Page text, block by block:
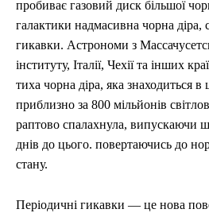
you get access to
stay ahead of the curve.
УКРАЇНА СВІТ
ЕКОНОМІКА СПОРТ
you get access to
stay ahead of the curve.
УКРАЇНА СВІТ
ЕКОНОМІКА СПОРТ
toexclusive articlesthat let you
УКРАЇНА СВІТ
СПОРТ
ТЕХНОЛОГІЇ
toexclusive articlesthat let you
УКРАЇНА СВІТ
СПОРТ
ТЕХНОЛОГІЇ
пробиває газовий диск більшої
галактики надмасивна чорна діра,
гикавки. Астрономи з
інституту, Італії, Чехії та інших
тиха чорна діра, яка знаходиться в
приблизно за 800 мільйонів
раптово спалахнула, випускаючи
днів до цього. повертаючись до
стану.
Періодичні гикавки — це нова